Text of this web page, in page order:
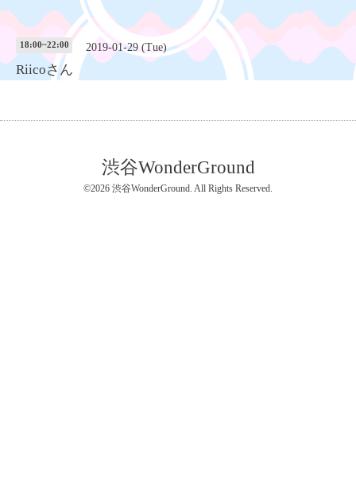
18:00~22:00 2019-01-29 (Tue)
Riicoさん
渋谷WonderGround
©2026 渋谷WonderGround. All Rights Reserved.